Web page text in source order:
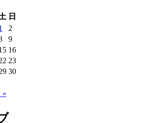
日
»
2
9
16
23
30